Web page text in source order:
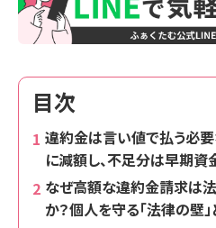
目次
違約金は言い値で払う必
に減額し、不足分は早期資
なぜ高額な違約金請求は
か？個人を守る「法律の壁